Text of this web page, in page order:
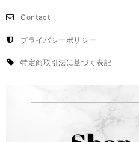
Contact
プライバシーポリシー
特定商取引法に基づく表記